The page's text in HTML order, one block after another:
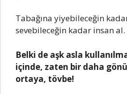
Tabağına yiyebileceğin
sevebileceğin kadar insan
Belki de aşk asla
içinde, zaten bir daha
ortaya, tövbe!